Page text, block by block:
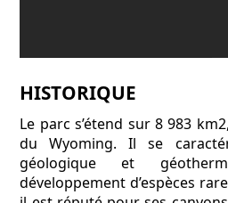
HISTORIQUE
Le parc s’étend sur 8 983
du Wyoming. Il se
géologique et
développement d’espèces